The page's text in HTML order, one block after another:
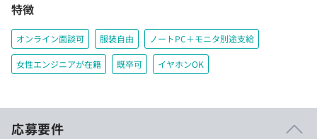
特徴
オンライン面談可 服装自由 ノートPC＋モニタ別途支給
女性エンジニアが在籍 既卒可 イヤホンOK
応募要件